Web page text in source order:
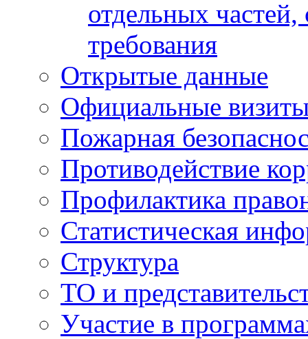
отдельных
требования
Открытые данные
Официальные
Пожарная
Противодействие
Профилактика
Статистическая
Структура
ТО и
Участие в